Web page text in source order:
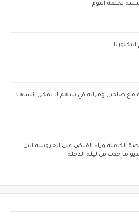
لحلقه اليوم
صاحبي ومراته في بيتهم لا يمكن انساهـا
الكاملة وراء القبض على العروسة التي
ما حدث في ليلة الدخلة